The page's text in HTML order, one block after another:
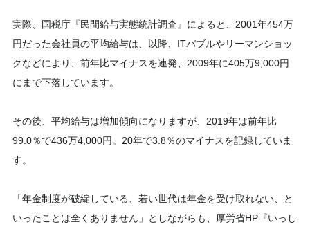
実際、国税庁『民間給与実態統計調査』によると、2001年454万
円だった会社員の平均給与は、以降、ITバブルやリーマンショッ
クなどにより、前年比マイナスを連発、2009年に405万9,000円
にまで下落しています。
その後、平均給与は増加傾向になりますが、2019年は前年比
99.0％で436万4,000円。20年で3.8％のマイナスを記録していま
す。
「年金制度が破綻している、若い世代は年金を受け取れない、と
いったことは全くありません」としながらも、厚労省HP『いっし